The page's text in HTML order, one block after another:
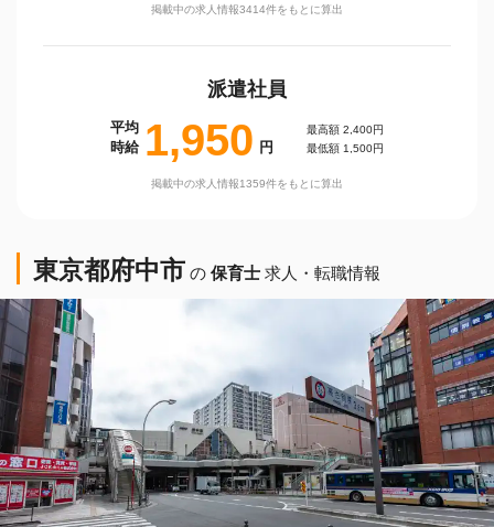
掲載中の求人情報3414件をもとに算出
派遣社員
平均
時給 1,950 円
最高額 2,400円
最低額 1,500円
掲載中の求人情報1359件をもとに算出
東京都府中市 の 保育士 求人・転職情報